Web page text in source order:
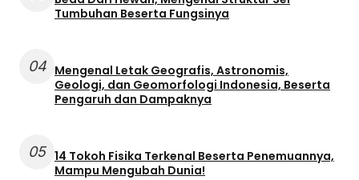
Tumbuhan Beserta Fungsinya
04 Mengenal Letak Geografis, Astronomis,
Geologi, dan Geomorfologi Indonesia, Beserta
Pengaruh dan Dampaknya
05 14 Tokoh Fisika Terkenal Beserta Penemuannya,
Mampu Mengubah Dunia!